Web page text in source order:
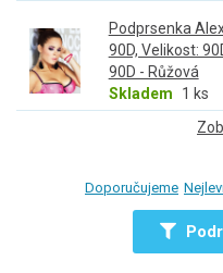
Podprsenka
90D, Velikost:
90D - Růžová
Skladem
1 ks
Doporučujeme